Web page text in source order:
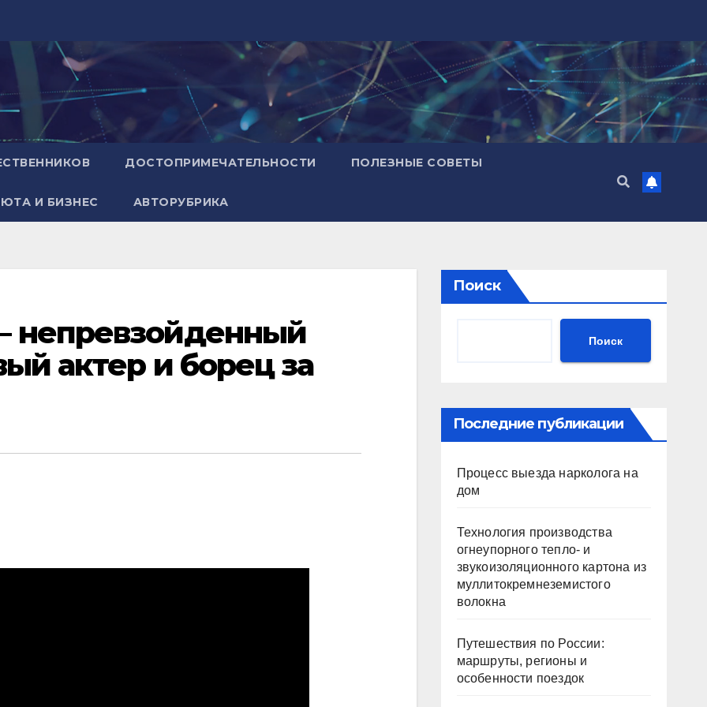
ДОСТОПРИМЕЧАТЕЛЬНОСТИ ПОЛЕЗНЫЕ СОВЕТЫ
И БИЗНЕС АВТОРУБРИКА
непревзойденный
актер и борец за
Поиск
Поиск
Последние публикации
Процесс выезда нарколога на
дом
Технология производства
огнеупорного тепло- и
звукоизоляционного картона из
муллитокремнеземистого
волокна
Путешествия по России:
маршруты, регионы и
особенности поездок